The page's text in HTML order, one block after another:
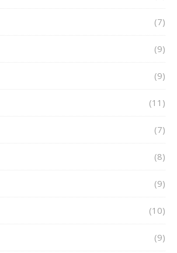
(7)
(9)
(9)
(11)
(7)
(8)
(9)
(10)
(9)